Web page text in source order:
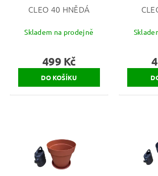
CLEO 40 HNĚDÁ
Skladem na prodejně
499 Kč